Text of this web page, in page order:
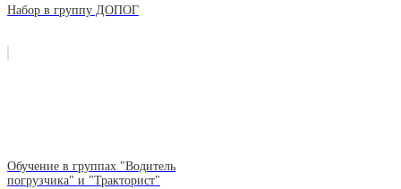
Набор в группу ДОПОГ
Обучение в группах "Водитель
погрузчика" и "Тракторист"